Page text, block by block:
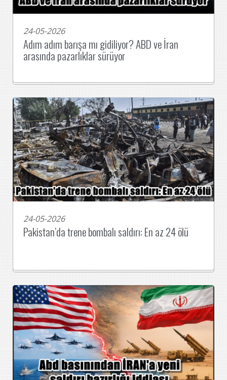
24-05-2026
Adım adım barışa mı gidiliyor? ABD ve İran
arasında pazarlıklar sürüyor
24-05-2026
Pakistan’da trene bombalı saldırı: En az 24 ölü